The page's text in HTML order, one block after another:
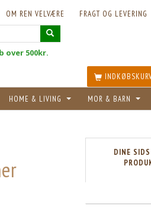
FRAGT OG LEVERING
OM REN VELVÆRE
over 500kr.
HOME & LIVING MOR & BARN
DINE